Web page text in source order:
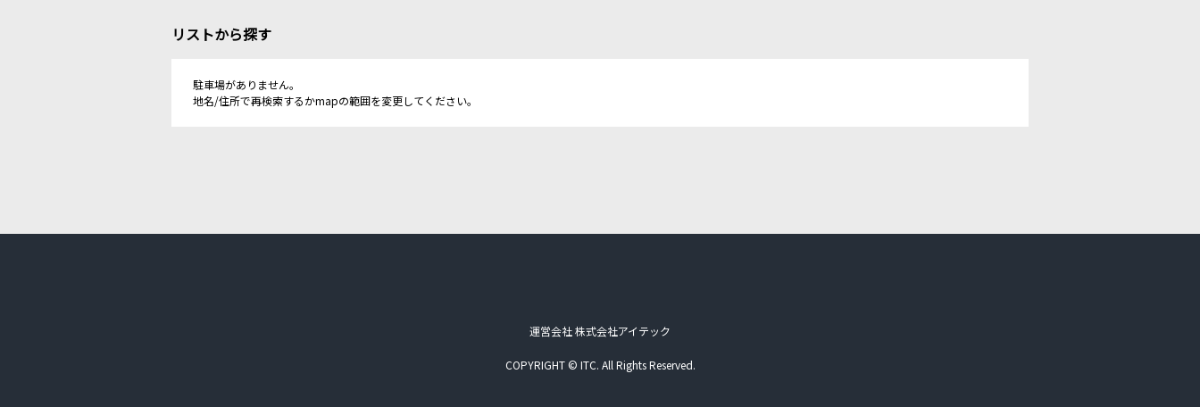
リストから探す
駐車場がありません。
地名/住所で再検索するかmapの範囲を変更してください。
運営会社 株式会社アイテック
COPYRIGHT © ITC. All Rights Reserved.